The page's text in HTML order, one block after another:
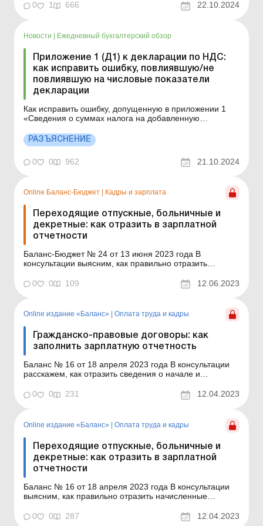
декларации по НДС (д...
0 1 666 22.10.2024
Новости | Ежедневный бухгалтерский обзор
Приложение 1 (Д1) к декларации по НДС:
как исправить ошибку, повлиявшую/не
повлиявшую на числовые показатели
декларации
Как исправить ошибку, допущенную в приложении 1
«Сведения о суммах налога на добавленную
корректировки к налоговым накладным, не
зарегистрированным в Едином реестре налоговых
накладных, о корректировке налоговых обязательств
по операциям по в...
РАЗЪЯСНЕНИЕ
0 0 962 21.10.2024
Online Баланс-Бюджет Кадры и зарплата
Переходящие отпускные, больничные и
декретные: как отразить в зарплатной
отчетности
Баланс-Бюджет № 24 от 13 июня 2023 года В
консультации выясним, как правильно отразить
нетрудоспособности (далее – больничные), пособие
по беременности и родам (далее – декретные),
будущие/прошед...
0 0 109 12.06.2023
Online издание «Баланс» Оплата труда и кадры
Гражданско-правовые договоры: как
заполнить зарплатную отчетность
Баланс № 16 от 18 апреля 2023 года В консультации
расскажем, как отразить сведения о начале и
договора (далее – ГПД), а также о суммах
начисленного/выплаченного по такому договору
Д1 и 4ДФ...
0 0 231 12.04.2023
Online издание «Баланс» | Оплата труда и кадры
Переходящие отпускные, больничные и
декретные: как отразить в зарплатной
отчетности
Баланс № 16 от 18 апреля 2023 года В консультации
выясним, как правильно отразить начисленные
(далее – больничные), пособие по беременности и
родам (далее – декретные), которые начислили в
0 0 287 12.04.2023